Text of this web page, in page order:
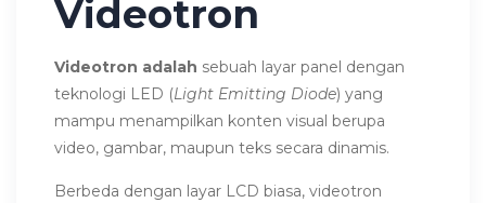
Videotron
Videotron adalah sebuah layar panel dengan
teknologi LED (Light Emitting Diode) yang
mampu menampilkan konten visual berupa
video, gambar, maupun teks secara dinamis.
Berbeda dengan layar LCD biasa, videotron